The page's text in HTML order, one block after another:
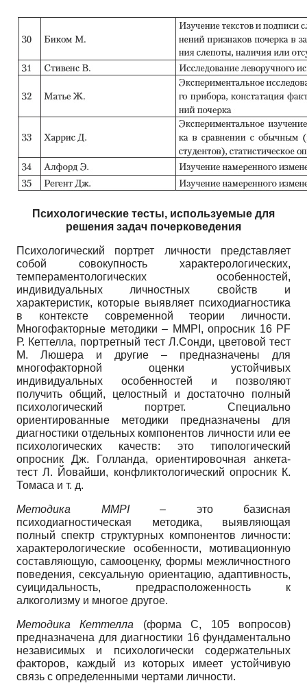
Психологические тесты, используемые для
решения задач почерковедения
Психологический портрет личности представляет
собой совокупность характерологических,
темпераментологических особенностей,
индивидуальных личностных свойств и
характеристик, которые выявляет психодиагностика
в контексте современной теории личности.
Многофакторные методики – MMPI, опросник 16 PF
Р. Кеттелла, портретный тест Л.Сонди, цветовой тест
М. Люшера и другие – предназначены для
многофакторной оценки устойчивых
индивидуальных особенностей и позволяют
получить общий, целостный и достаточно полный
психологический портрет. Специально
ориентированные методики предназначены для
диагностики отдельных компонентов личности или ее
психологических качеств: это типологический
опросник Дж. Голланда, ориентировочная анкета-
тест Л. Йовайши, конфликтологический опросник К.
Томаса и т. д.
Методика MMPI– это базисная
психодиагностическая методика, выявляющая
полный спектр структурных компонентов личности:
характерологические особенности, мотивационную
составляющую, самооценку, формы межличностного
поведения, сексуальную ориентацию, адаптивность,
суицидальность, предрасположенность к
алкоголизму и многое другое.
Методика Кеттелла (форма С, 105 вопросов)
предназначена для диагностики 16 фундаментально
независимых и психологически содержательных
факторов, каждый из которых имеет устойчивую
связь с определенными чертами личности.